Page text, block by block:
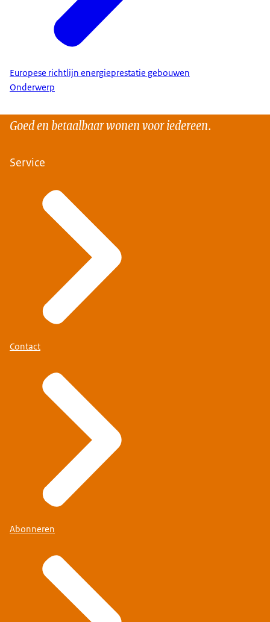
Europese richtlijn energieprestatie gebouwen
Onderwerp
Goed en betaalbaar wonen voor iedereen.
Service
Contact
Abonneren